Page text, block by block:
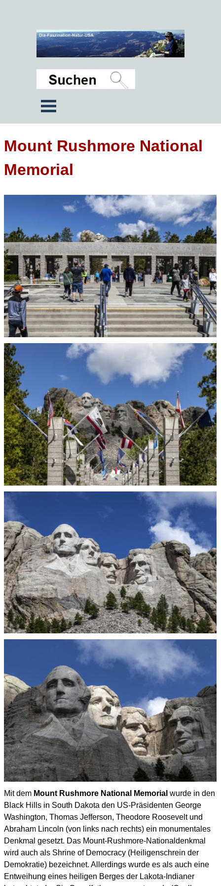
Mount Rushmore National
Memorial
Mit dem Mount Rushmore National Memorial wurde in den
Black Hills in South Dakota den US-Präsidenten George
Washington, Thomas Jefferson, Theodore Roosevelt und
Abraham Lincoln (von links nach rechts) ein monumentales
Denkmal gesetzt. Das Mount-Rushmore-Nationaldenkmal
wird auch als Shrine of Democracy (Heiligenschrein der
Demokratie) bezeichnet. Allerdings wurde es als auch eine
Entweihung eines heiligen Berges der Lakota- Indianer